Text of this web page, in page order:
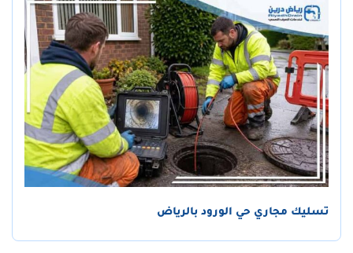
تسليك مجاري حي الورود بالرياض